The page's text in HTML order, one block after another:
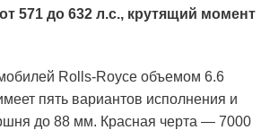
571 до 632 л.с., крутящий момент
Rolls-Royce объемом 6.6
пять вариантов исполнения и
до 88 мм. Красная черта — 7000